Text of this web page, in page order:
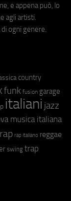
e appena può, lo
agli artisti.
ogni genere.
country
funk fusion garage
italiani jazz
musica italiana
rap rap italiano reggae
swing trap